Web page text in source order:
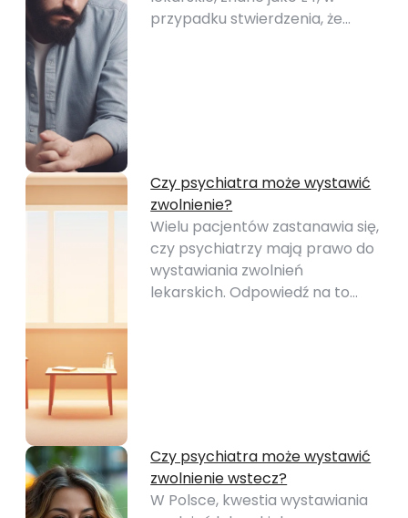
przypadku stwierdzenia, że…
Czy psychiatra może wystawić
zwolnienie?
Wielu pacjentów zastanawia się,
czy psychiatrzy mają prawo do
wystawiania zwolnień
lekarskich. Odpowiedź na to…
Czy psychiatra może wystawić
zwolnienie wstecz?
W Polsce, kwestia wystawiania